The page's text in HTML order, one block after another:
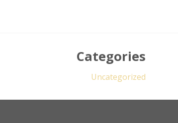
Categories
Uncategorized